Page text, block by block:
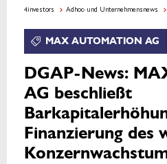
4investors Adhoc- und Unternehmensnews
MAX AUTOMATION AG
DGAP-News:
AG beschließt
Finanzierung des